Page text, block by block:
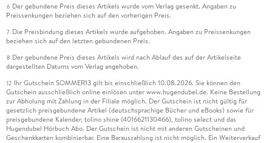
6 Der gebundene Preis dieses Artikels wurde vom Verlag gesenkt. Angaben zu
Preissenkungen beziehen sich auf den vorherigen Preis.
7 Die Preisbindung dieses Artikels wurde aufgehoben. Angaben zu Preissenkungen
beziehen sich auf den letzten gebundenen Preis.
8 Der gebundene Preis dieses Artikels wird nach Ablauf des auf der Artikelseite
dargestellten Datums vom Verlag angehoben.
12 Ihr Gutschein SOMMER13 gilt bis einschließlich 10.08.2026. Sie können den
Gutschein ausschließlich online einlösen unter www.hugendubel.de. Keine Bestellung
zur Abholung mit Zahlung in der Filiale möglich. Der Gutschein ist nicht gültig für
gesetzlich preisgebundene Artikel (deutschsprachige Bücher und eBooks) sowie für
preisgebundene Kalender, tolino shine (4016621130466), tolino select und das
Hugendubel Hörbuch Abo. Der Gutschein ist nicht mit anderen Gutscheinen und
Geschenkkarten kombinierbar. Eine Barauszahlung ist nicht möglich. Ein Weiterverkauf